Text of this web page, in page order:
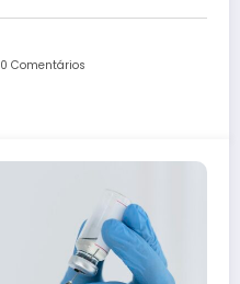
0 Comentários